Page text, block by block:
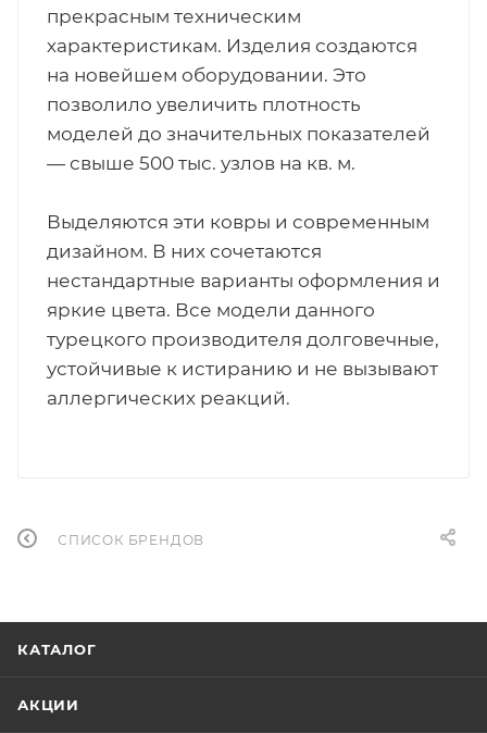
прекрасным техническим
характеристикам. Изделия создаются
на новейшем оборудовании. Это
позволило увеличить плотность
моделей до значительных показателей
— свыше 500 тыс. узлов на кв. м.
Выделяются эти ковры и современным
дизайном. В них сочетаются
нестандартные варианты оформления и
яркие цвета. Все модели данного
турецкого производителя долговечные,
устойчивые к истиранию и не вызывают
аллергических реакций.
СПИСОК БРЕНДОВ
КАТАЛОГ
АКЦИИ